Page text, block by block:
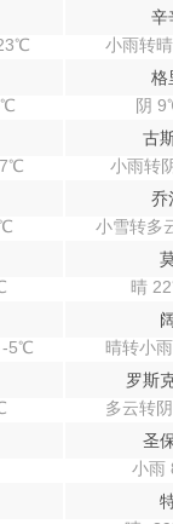
辛
小雨转
格
阴
古
小雨转
乔
小雪转
晴
-5℃
晴转小
罗斯
多云转
圣
小